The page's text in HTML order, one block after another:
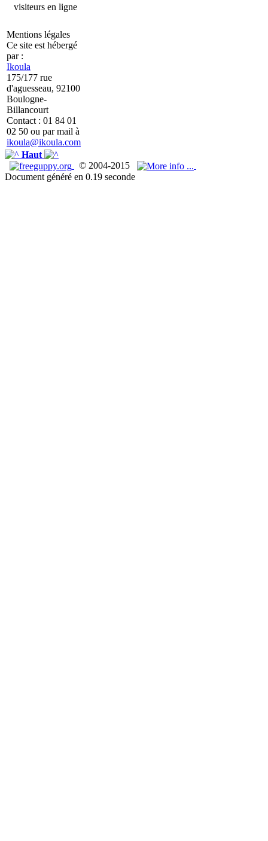
visiteurs en ligne
Mentions légales
Ce site est hébergé
par :
Ikoula
175/177 rue
d'aguesseau, 92100
Boulogne-
Billancourt
Contact : 01 84 01
02 50 ou par mail à
ikoula@ikoula.com
Haut
© 2004-2015
Document généré en 0.19 seconde